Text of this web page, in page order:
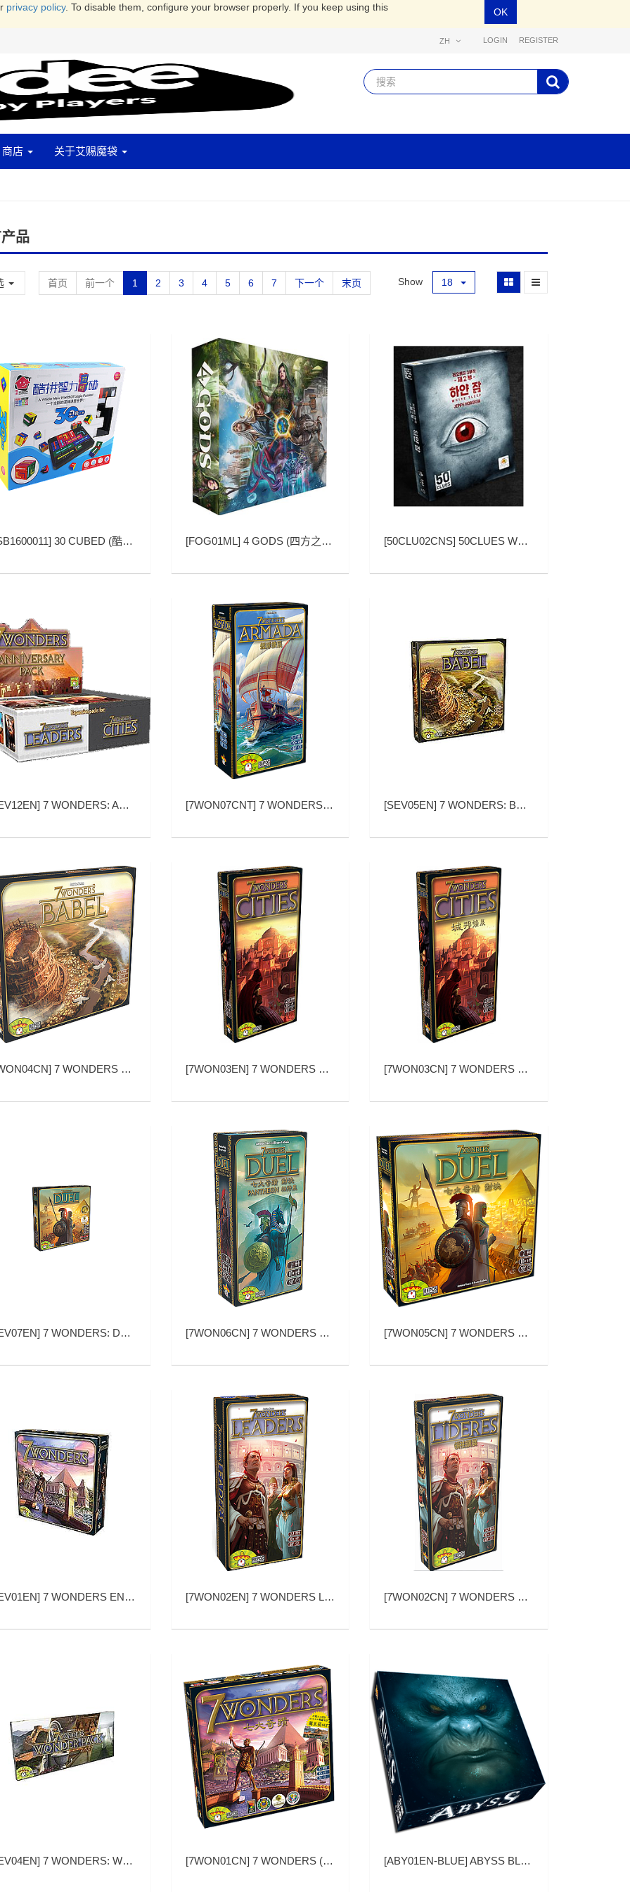
privacy policy. To disable them, configure your browser properly. If you keep using this OK
ZH LOGIN REGISTER
商店 关于艾赐魔袋
品
Show 18
首页 前一个 1 2 3 4 5 6 7 下一个 末页
] 30 CUBED (酷拼智力对对碰) [FOG01ML] 4 GODS (四方之神 多国语言版) [50CLU02CNS]50CLUES WHITE SLEEP (50迷踪：白色永眠)
] 7 WONDERS: ANNIVERSARY PACK DISPLAY EN (七大奇迹：周年纪念补充包 英文版) [7WON07CNT] 7 WONDERS ARMADA (七大奇迹 舰队扩展) [SEV05EN]7 WONDERS: BABEL EXPANSION EN (七大奇迹：巴别塔 英文版)
] 7 WONDERS BABEL (七大奇迹：巴别塔) [7WON03EN] 7 WONDERS CITIES EN (七大奇迹：城邦 英文版) [7WON03CN]7 WONDERS CITIES (七大奇迹：城邦)
] 7 WONDERS: DUEL EN (七大奇迹：对决 英文版) [7WON06CN] 7 WONDERS DUEL PANTHEON (七大奇迹：对决 万神殿) [7WON05CN]7 WONDERS DUEL (七大奇迹：对决)
] 7 WONDERS EN (七大奇迹 英文版) [7WON02EN] 7 WONDERS LEADERS EN (七大奇迹：领袖 英文版) [7WON02CN]7 WONDERS LEADERS (七大奇迹：领袖)
] 7 WONDERS: WONDER PACK EXPANSION EN (七大奇迹：奇迹包 英文版) [7WON01CN] 7 WONDERS (七大奇迹) [ABY01EN-BLUE]ABYSS BLUE EN (深渊领主：蓝 英文版)